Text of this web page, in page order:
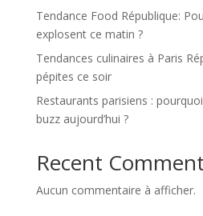
Tendance Food République:
explosent ce matin ?
Tendances culinaires à Paris
pépites ce soir
Restaurants parisiens :
buzz aujourd’hui ?
Recent
Aucun commentaire à afficher.